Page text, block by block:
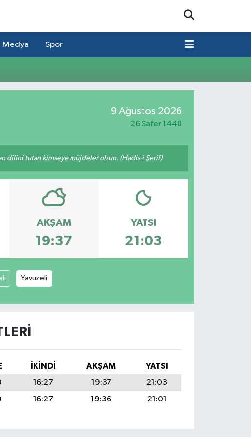
Medya Spor
9 Ağustos 2026
26 Safer 1448
dilini tutan kimseye müjdeler olsun. (Hadis-i Şerif)
AKŞAM
19:37
YATSI
21:03
Yavuzeli
İKINDI AKŞAM
YATSI
16:27 19:37
21:03
16:27 19:36 21:01